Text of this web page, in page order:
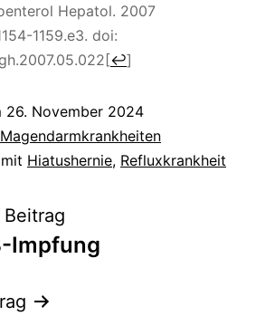
Hepatol. 2007
1159.e3. doi:
[↩]
26. November 2024
Magendarmkrankheiten
Hiatushernie, Refluxkrankheit
Impfung